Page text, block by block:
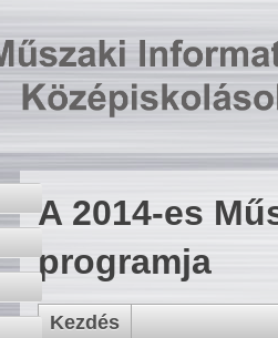
A 2014-es
programja
Kezdés